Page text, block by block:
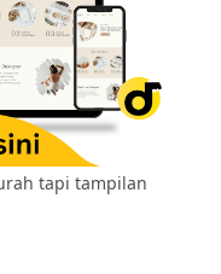
tapi tampilan